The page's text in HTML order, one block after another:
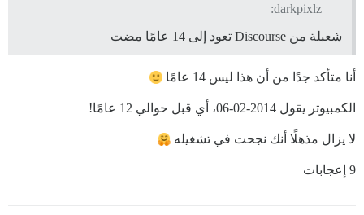
darkpixlz:
شعبلة من Discourse تعود إلى 14 عامًا مضت
أنا متأكد جدًا من أن هذا ليس 14 عامًا
الكمبيوتر يقول 2014-02-06، أي قبل حوالي 12 عامًا!
لا يزال مذهلًا أنك نجحت في تشغيله
9 إعجابات